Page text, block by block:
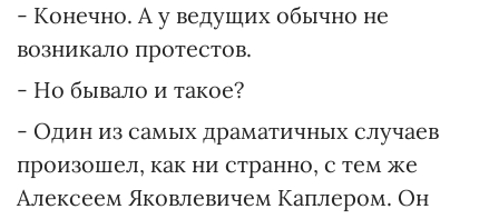
- Конечно. А у ведущих обычно не
возникало протестов.
- Но бывало и такое?
- Один из самых драматичных случаев
произошел, как ни странно, с тем же
Алексеем Яковлевичем Каплером. Он